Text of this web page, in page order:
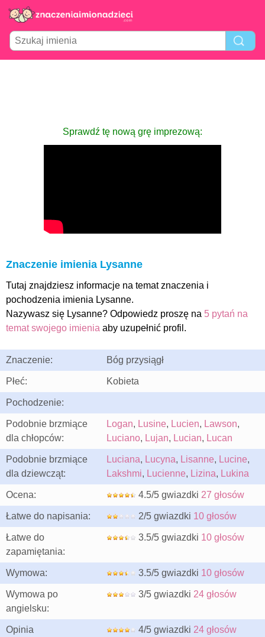
Sprawdź tę nową grę imprezową:
Znaczenie imienia Lysanne
Tutaj znajdziesz informacje na temat znaczenia i
pochodzenia imienia Lysanne.
Nazywasz się Lysanne? Odpowiedz proszę na 5 pytań na
temat swojego imienia aby uzupełnić profil.
Znaczenie: Bóg przysiągł
Płeć: Kobieta
Pochodzenie:
Podobnie brzmiące
dla chłopców:
Logan, Lusine, Lucien, Lawson,
Luciano, Lujan, Lucian, Lucan
Podobnie brzmiące
dla dziewcząt:
Luciana, Lucyna, Lisanne, Lucine,
Lakshmi, Lucienne, Lizina, Lukina
Ocena: 4.5/5 gwiazdki 27 głosów
Łatwe do napisania: 2/5 gwiazdki 10 głosów
Łatwe do
zapamiętania:
3.5/5 gwiazdki 10 głosów
Wymowa: 3.5/5 gwiazdki 10 głosów
Wymowa po
angielsku:
3/5 gwiazdki 24 głosów
Opinia
4/5 gwiazdki 24 głosów